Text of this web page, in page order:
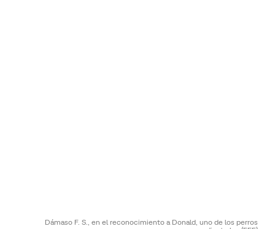
Dámaso F. S., en el reconocimiento a Donald, uno de los perros